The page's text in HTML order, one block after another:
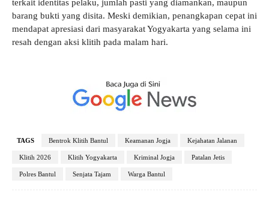
terkait identitas pelaku, jumlah pasti yang diamankan, maupun
barang bukti yang disita. Meski demikian, penangkapan cepat ini
mendapat apresiasi dari masyarakat Yogyakarta yang selama ini
resah dengan aksi klitih pada malam hari.
TAGS Bentrok Klitih Bantul Keamanan Jogja Kejahatan Jalanan
Klitih 2026 Klitih Yogyakarta Kriminal Jogja Patalan Jetis
Polres Bantul Senjata Tajam Warga Bantul